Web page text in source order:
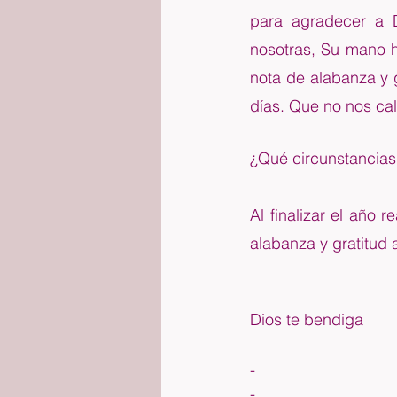
para agradecer a
nosotras, Su mano
nota de alabanza y
días. Que no nos
¿Qué
Al finalizar el año
alabanza y gratitud
Dios te bendiga
-